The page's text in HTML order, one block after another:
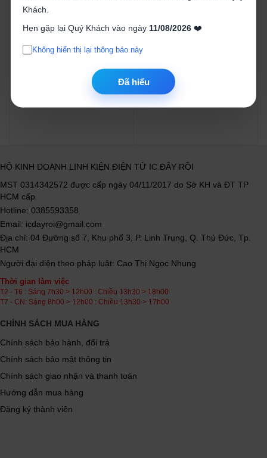
Khách.
Hẹn gặp lại Quý Khách vào ngày 11/08/2026❤️
Không hiển thị lại thông báo này
Đã hiểu
Diode chỉnh lưu 1N5404
Mua ngay
Diode cầu GBU806 600V
HỘ KINH DOANH LINH KIỆN ĐIỆN TỬ IC ĐÂY RỒI
MST 0314342572 được cấp ngày 04/11/2017 do Sở KH và ĐT TP
HCM cấp
Hotline: 0385593358
Email: icdayroi@gmail.com
Địa chỉ: 04 Đường số 7, Khu phố 3, P. Linh Trung, Q. Thủ Đức, Tp.
HCM
Người đại diện theo pháp luật: Cao Thị Ngọc Nhung
Thời gian làm việc
T2 - T6 : Sáng 7h30 > 12h00 : Chiều 13h30 > 18h00
T7 - CN: Sáng 8h00 > 12h00 : Chiều 13h30 > 17h00
CHÍNH SÁCH MUA HÀNG
Chính sách bảo hành, đổi trả
Chính sách bảo mật thông tin
Chính sách giao nhận và thanh toán
Hướng dẫn mua hàng
Đăng ký thành viên